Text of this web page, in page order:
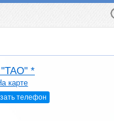
"ТАО" *
карте
телефон